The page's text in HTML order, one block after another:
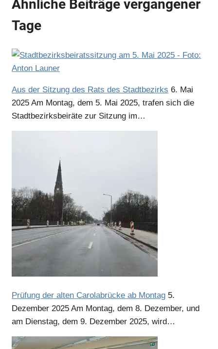
Anzeige
Ähnliche Beiträge vergangener
Tage
Aus der Sitzung des Rats des Stadtbezirks 6. Mai
2025 Am Montag, dem 5. Mai 2025, trafen sich die
Stadtbezirksbeiräte zur Sitzung im…
Prüfung der alten Carolabrücke ab Montag 5.
Dezember 2025 Am Montag, dem 8. Dezember, und
am Dienstag, dem 9. Dezember 2025, wird…